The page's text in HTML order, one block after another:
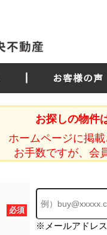
お客様の声
お探しの物件
ホームページに掲
お手数ですが、会
必須
※メールアドレ